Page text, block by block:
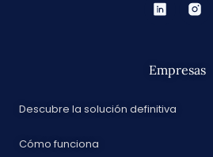
Empresas
Descubre la solución definitiva
Cómo funciona